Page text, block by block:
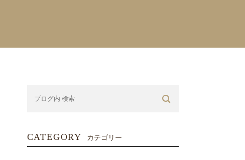
CATEGORY カテゴリー